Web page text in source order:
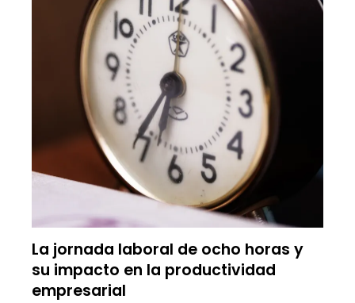
La jornada laboral de ocho horas y
su impacto en la productividad
empresarial